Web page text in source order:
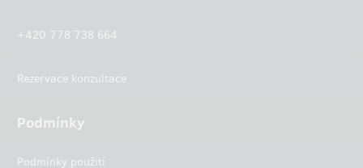
+420 778 738 664
Rezervace konzultace
Podmínky
Podmínky použití